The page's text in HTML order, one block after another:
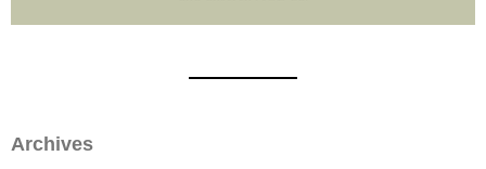
Archives